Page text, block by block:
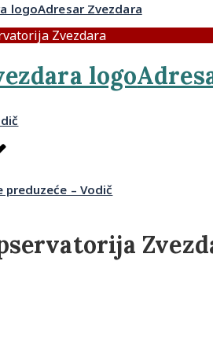
Adresar Zvezdara
preduzeće – Vodič
Zvezdara